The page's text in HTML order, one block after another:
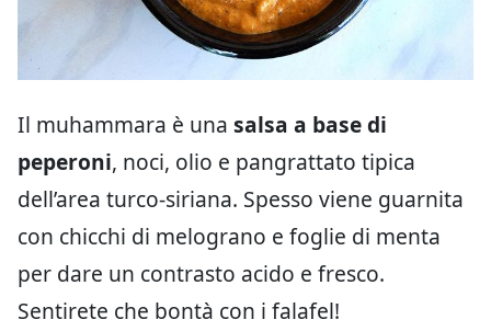
Il muhammara è una salsa a base di
peperoni, noci, olio e pangrattato tipica
dell’area turco-siriana. Spesso viene guarnita
con chicchi di melograno e foglie di menta
per dare un contrasto acido e fresco.
Sentirete che bontà con i falafel!